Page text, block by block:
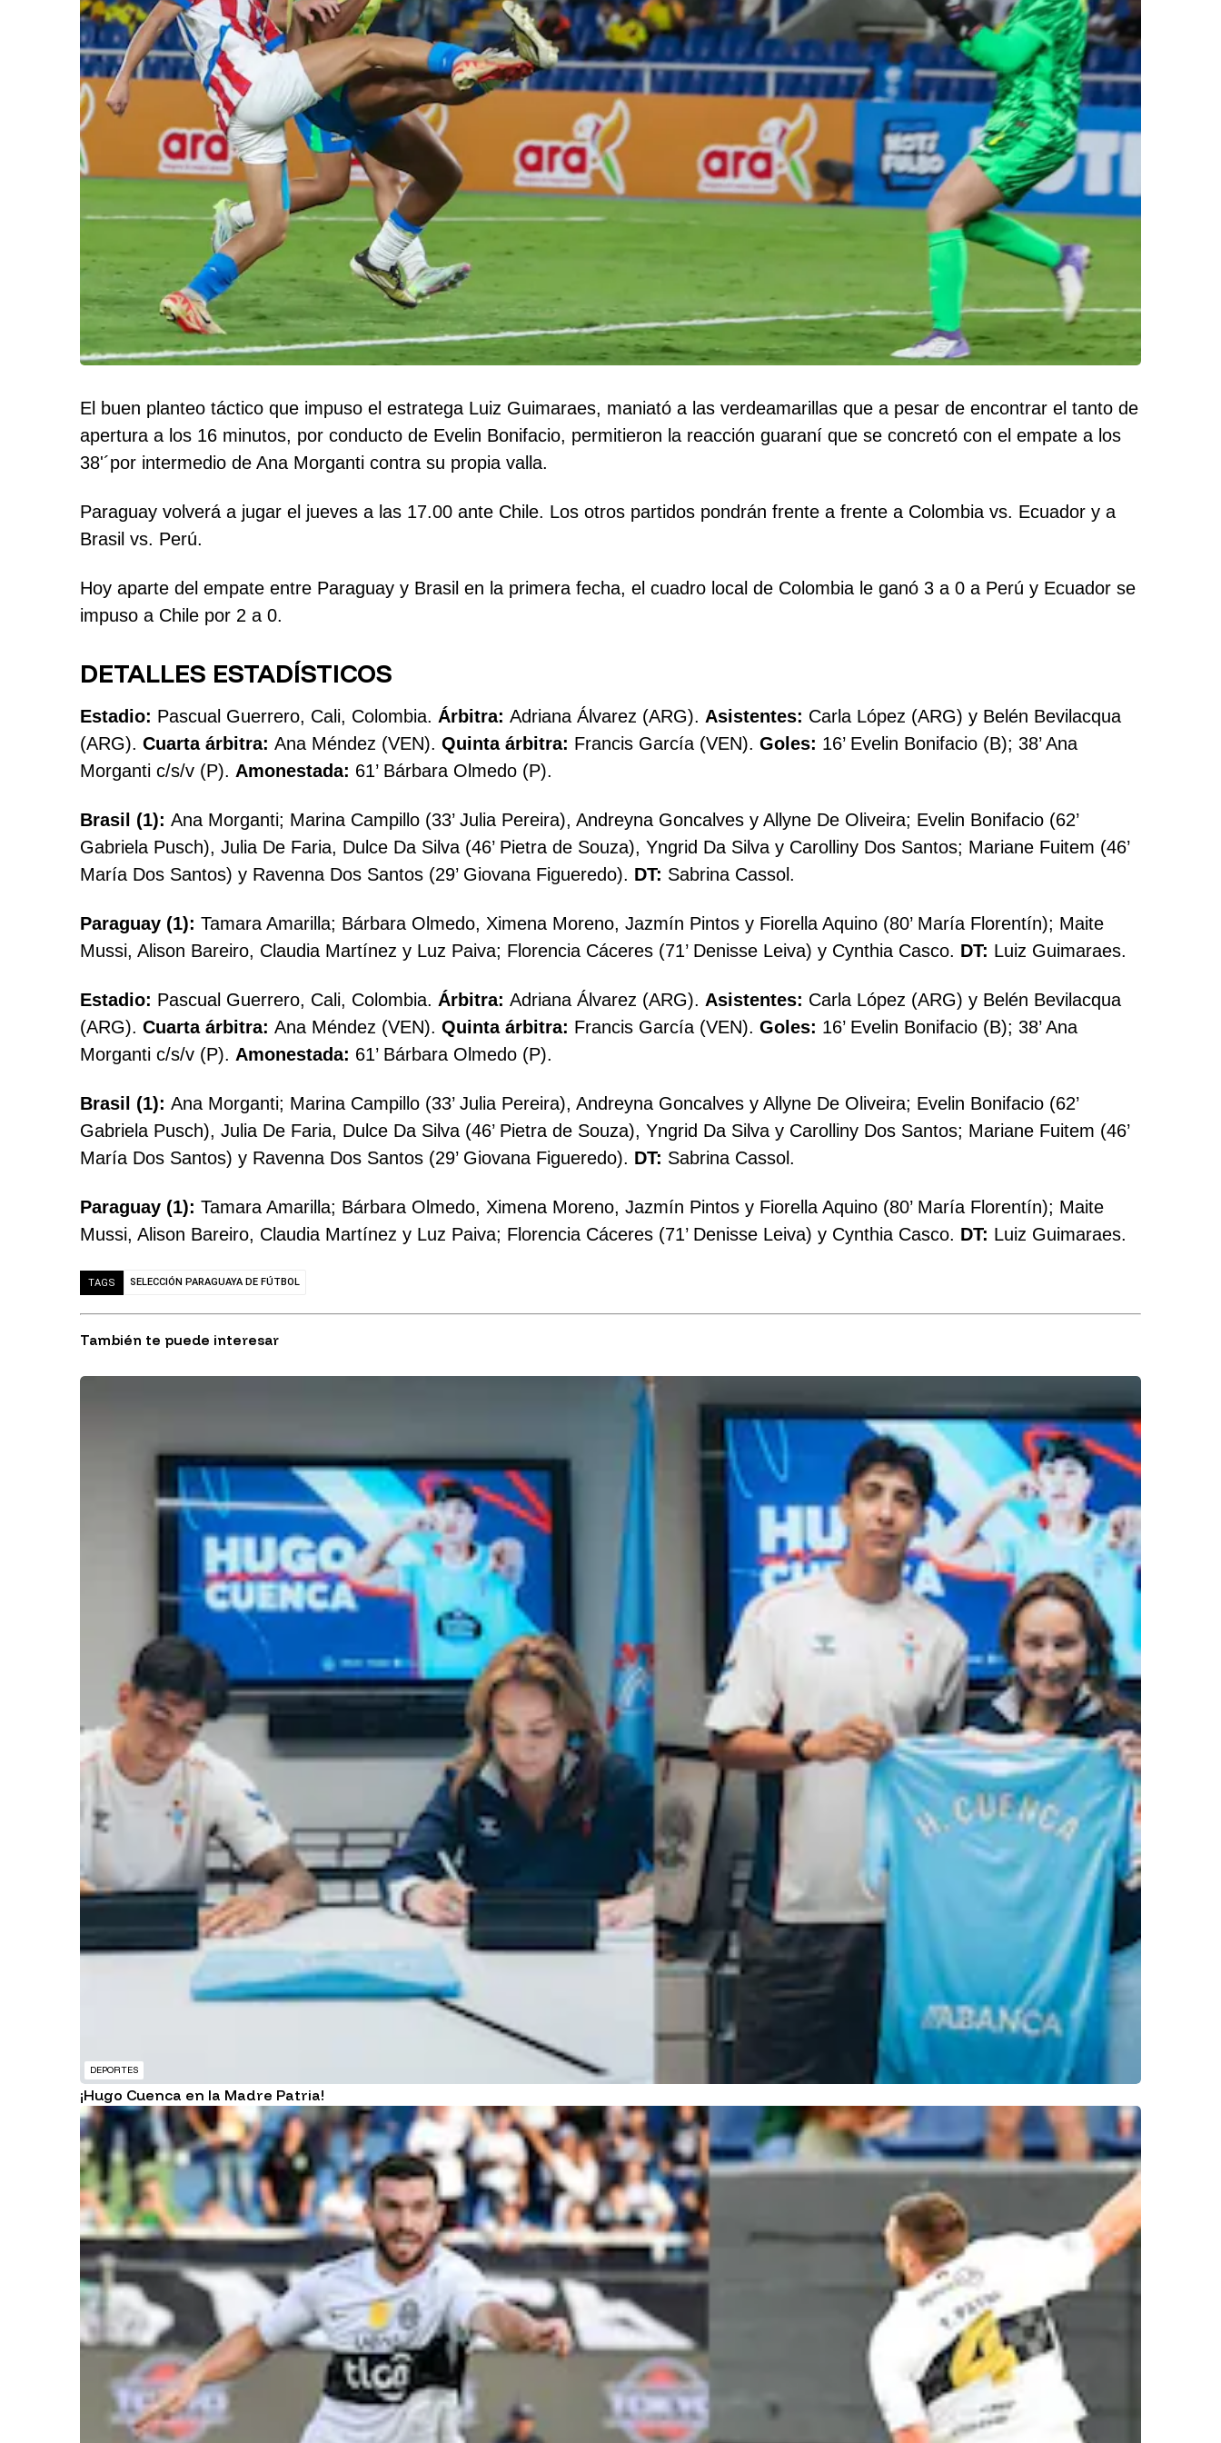
El buen planteo táctico que impuso el estratega Luiz Guimaraes, maniató a las verdeamarillas que a pesar de encontrar el tanto de
apertura a los 16 minutos, por conducto de Evelin Bonifacio, permitieron la reacción guaraní que se concretó con el empate a los
38'´por intermedio de Ana Morganti contra su propia valla.
Paraguay volverá a jugar el jueves a las 17.00 ante Chile. Los otros partidos pondrán frente a frente a Colombia vs. Ecuador y a
Brasil vs. Perú.
Hoy aparte del empate entre Paraguay y Brasil en la primera fecha, el cuadro local de Colombia le ganó 3 a 0 a Perú y Ecuador se
impuso a Chile por 2 a 0.
DETALLES ESTADÍSTICOS
Estadio: Pascual Guerrero, Cali, Colombia. Árbitra: Adriana Álvarez (ARG). Asistentes: Carla López (ARG) y Belén Bevilacqua
(ARG). Cuarta árbitra: Ana Méndez (VEN). Quinta árbitra: Francis García (VEN). Goles: 16’ Evelin Bonifacio (B); 38’ Ana
Morganti c/s/v (P). Amonestada: 61’ Bárbara Olmedo (P).
Brasil (1): Ana Morganti; Marina Campillo (33’ Julia Pereira), Andreyna Goncalves y Allyne De Oliveira; Evelin Bonifacio (62’
Gabriela Pusch), Julia De Faria, Dulce Da Silva (46’ Pietra de Souza), Yngrid Da Silva y Carolliny Dos Santos; Mariane Fuitem (46’
María Dos Santos) y Ravenna Dos Santos (29’ Giovana Figueredo). DT: Sabrina Cassol.
Paraguay (1): Tamara Amarilla; Bárbara Olmedo, Ximena Moreno, Jazmín Pintos y Fiorella Aquino (80’ María Florentín); Maite
Mussi, Alison Bareiro, Claudia Martínez y Luz Paiva; Florencia Cáceres (71’ Denisse Leiva) y Cynthia Casco. DT: Luiz Guimaraes.
Estadio: Pascual Guerrero, Cali, Colombia. Árbitra: Adriana Álvarez (ARG). Asistentes: Carla López (ARG) y Belén Bevilacqua
(ARG). Cuarta árbitra: Ana Méndez (VEN). Quinta árbitra: Francis García (VEN). Goles: 16’ Evelin Bonifacio (B); 38’ Ana
Morganti c/s/v (P). Amonestada: 61’ Bárbara Olmedo (P).
Brasil (1): Ana Morganti; Marina Campillo (33’ Julia Pereira), Andreyna Goncalves y Allyne De Oliveira; Evelin Bonifacio (62’
Gabriela Pusch), Julia De Faria, Dulce Da Silva (46’ Pietra de Souza), Yngrid Da Silva y Carolliny Dos Santos; Mariane Fuitem (46’
María Dos Santos) y Ravenna Dos Santos (29’ Giovana Figueredo). DT: Sabrina Cassol.
Paraguay (1): Tamara Amarilla; Bárbara Olmedo, Ximena Moreno, Jazmín Pintos y Fiorella Aquino (80’ María Florentín); Maite
Mussi, Alison Bareiro, Claudia Martínez y Luz Paiva; Florencia Cáceres (71’ Denisse Leiva) y Cynthia Casco. DT: Luiz Guimaraes.
TAGS SELECCIÓN PARAGUAYA DE FÚTBOL
También te puede interesar
DEPORTES
¡Hugo Cuenca en la Madre Patria!